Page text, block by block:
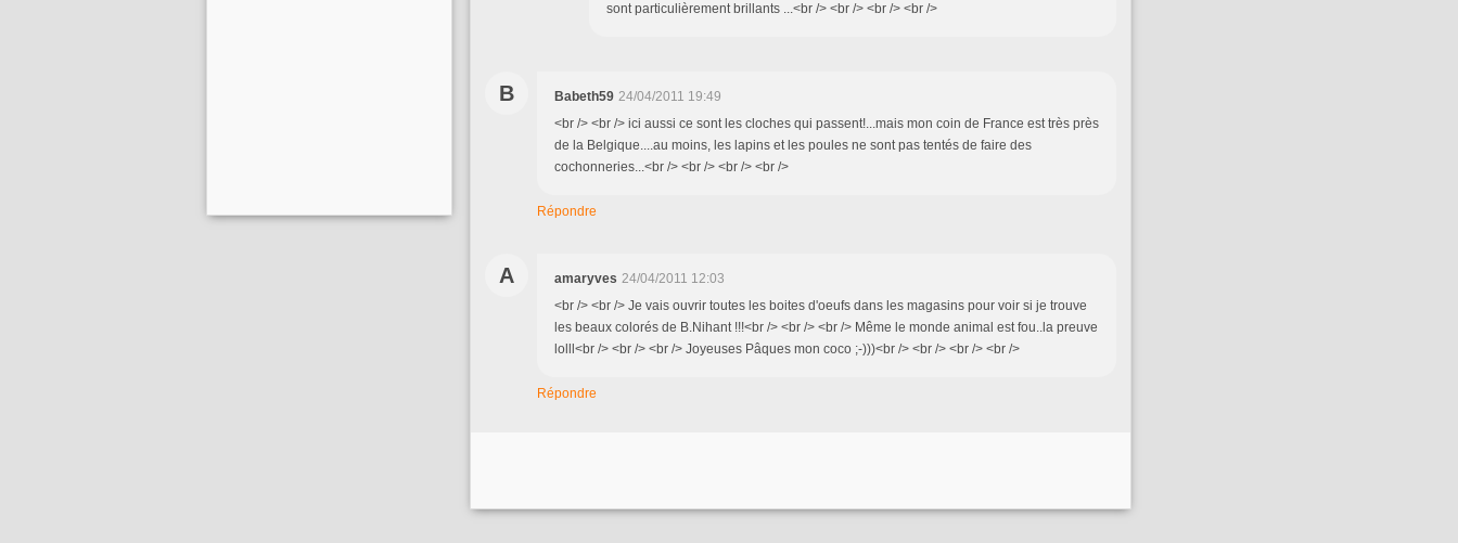
sont particulièrement brillants ...<br /> <br /> <br /> <br />
B Babeth59 24/04/2011 19:49
<br /> <br /> ici aussi ce sont les cloches qui passent!...mais mon coin de France est très près
de la Belgique....au moins, les lapins et les poules ne sont pas tentés de faire des
cochonneries...<br /> <br /> <br /> <br />
Répondre
A amaryves 24/04/2011 12:03
<br /> <br /> Je vais ouvrir toutes les boites d'oeufs dans les magasins pour voir si je trouve
les beaux colorés de B.Nihant !!!<br /> <br /> <br /> Même le monde animal est fou..la preuve
lolll<br /> <br /> <br /> Joyeuses Pâques mon coco ;-)))<br /> <br /> <br /> <br />
Répondre